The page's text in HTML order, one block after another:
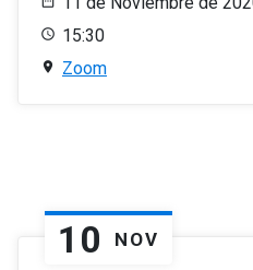
15:30
Zoom
10 NOV